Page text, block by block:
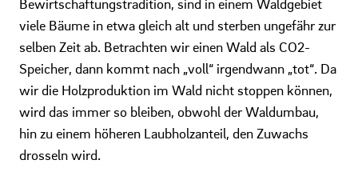
Bewirtschaftungstradition, sind in einem Waldgebiet
viele Bäume in etwa gleich alt und sterben ungefähr zur
selben Zeit ab. Betrachten wir einen Wald als CO2-
Speicher, dann kommt nach „voll“ irgendwann „tot“. Da
wir die Holzproduktion im Wald nicht stoppen können,
wird das immer so bleiben, obwohl der Waldumbau,
hin zu einem höheren Laubholzanteil, den Zuwachs
drosseln wird.